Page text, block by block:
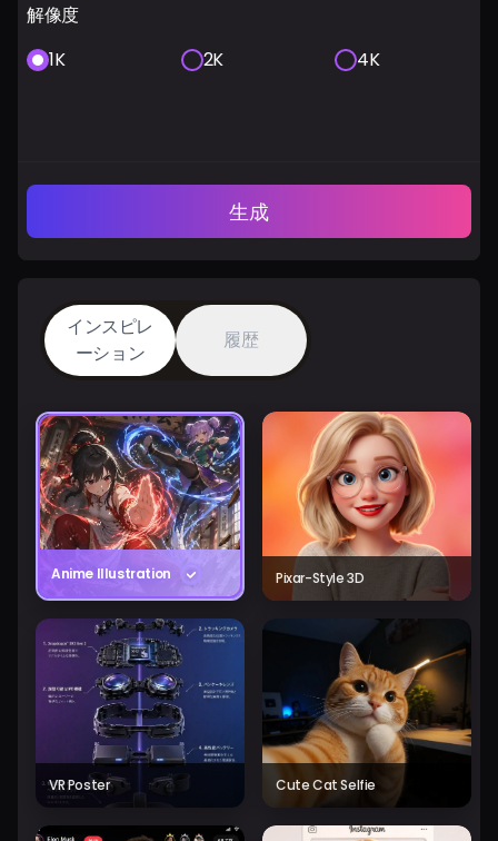
解像度
1K
2K 4K
生成
インスピレ
ーション
履歴
Anime Illustration Pixar-Style 3D
VR Poster Cute Cat Selfie